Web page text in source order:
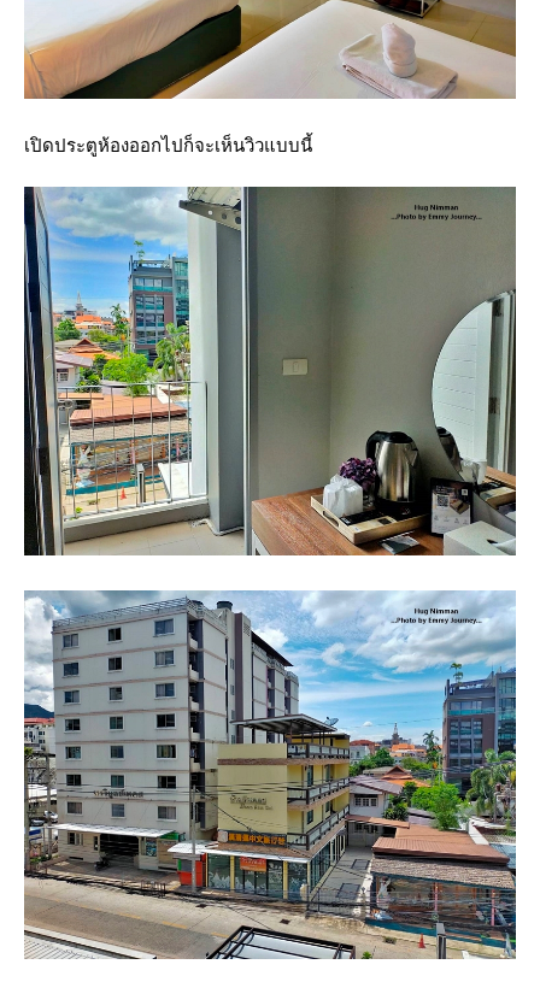
เปิดประตูห้องออกไปก็จะเห็นวิวแบบนี้